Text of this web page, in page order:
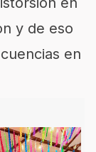
y de eso
en